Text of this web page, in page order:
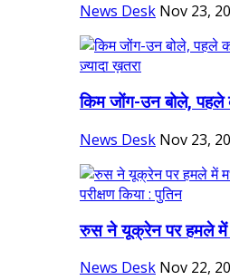
News Desk Nov 23,
किम जोंग-उन बोले, पहले
News Desk Nov 23,
रुस ने यूक्रेन पर हमले में
News Desk Nov 22,